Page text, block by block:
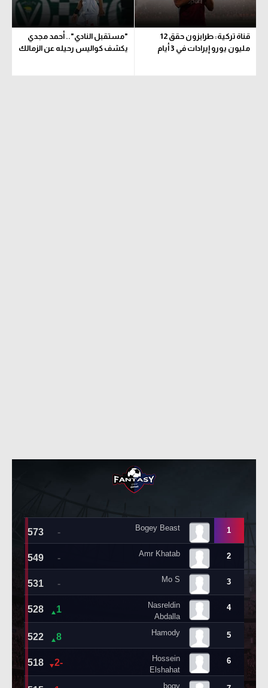
قناة تركية: طرابزون حقق 12
مليون يورو إيرادات في 3 أيام
"مستقبل النادي".. أحمد مجدي
يكشف كواليس رحيله عن الزمالك